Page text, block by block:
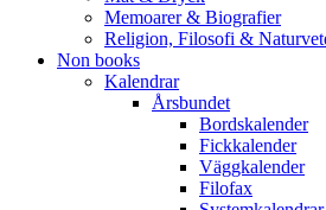
Memoarer & Biografier
Religion, Filosofi &
Non books
Kalendrar
Årsbundet
Bordskalender
Fickkalender
Väggkalender
Filofax